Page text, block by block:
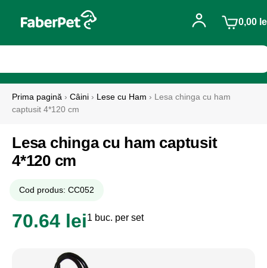
0,00
Prima pagină › Câini › Lese cu Ham › Lesa chinga cu ham
captusit 4*120 cm
Lesa chinga cu ham captusit
4*120 cm
Cod produs: CC052
70.64 lei1 buc. per set